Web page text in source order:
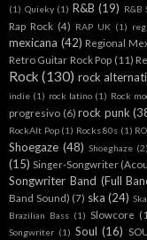
(1) Quieky (1) R&B (19) R&B
Rap Rock (4) RAP UK (1)
mexicana (42) Regional
Retro Guitar Rock Pop (11)
Rock (130) rock
indie (1) rock latino (1) Rock
progresivo (6) rock punk
RockAlt Pop (1) Rocks 80s (1)
Shoegaze (48) Shoeghaze (2)
(15) Singer-Songwriter
Songwriter Band (Full
Band Sound) (7) ska (24)
Brazilian Bass (1) Slowcore
Songwriter (1) Soul (16)